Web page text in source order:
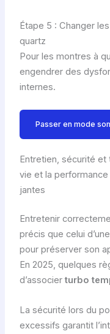
Étape 5 : Changer
quartz
Pour les montres à
engendrer des
internes.
Passer en mode
Entretien, sécurité
vie et la
jantes
Entretenir
précis que celui
pour préserver son
En 2025, quelques
d’associer turbo
La sécurité lors du
excessifs garantit